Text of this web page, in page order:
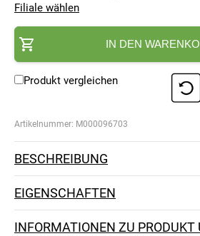
Filiale wählen
IN DEN
Produkt vergleichen
Artikelnummer: M000096703
BESCHREIBUNG
EIGENSCHAFTEN
INFORMATIONEN ZU PRODUKT